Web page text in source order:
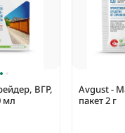
после
только уничтожает
появления.
ВГР,
мл
Avgust -
пакет 2 г